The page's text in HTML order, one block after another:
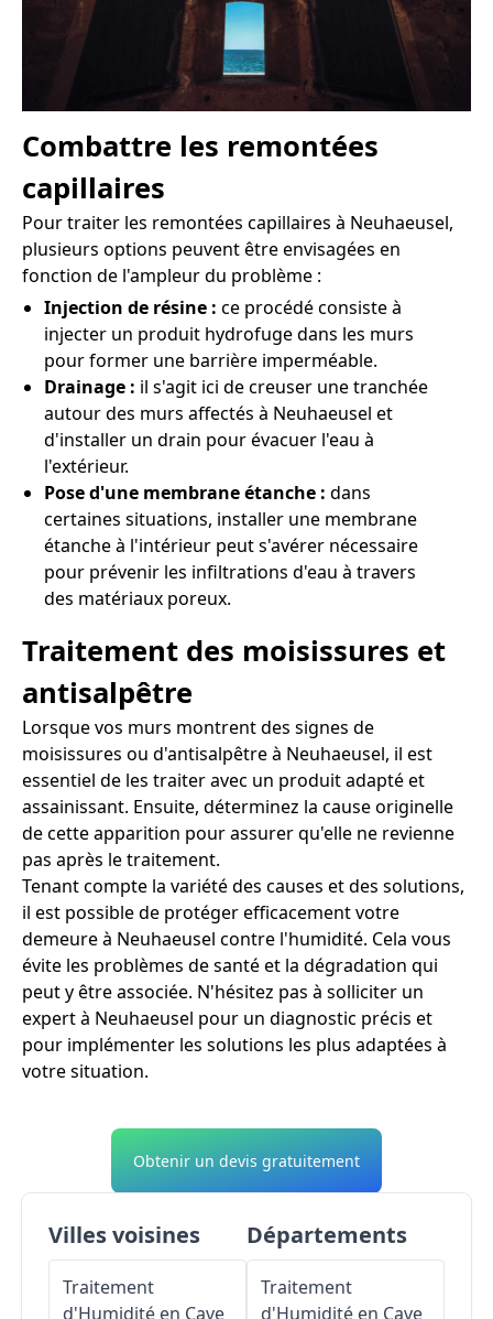
Combattre les remontées
capillaires
Pour traiter les remontées capillaires à Neuhaeusel,
plusieurs options peuvent être envisagées en
fonction de l'ampleur du problème :
Injection de résine : ce procédé consiste à
injecter un produit hydrofuge dans les murs
pour former une barrière imperméable.
Drainage : il s'agit ici de creuser une tranchée
autour des murs affectés à Neuhaeusel et
d'installer un drain pour évacuer l'eau à
l'extérieur.
Pose d'une membrane étanche : dans
certaines situations, installer une membrane
étanche à l'intérieur peut s'avérer nécessaire
pour prévenir les infiltrations d'eau à travers
des matériaux poreux.
Traitement des moisissures et
antisalpêtre
Lorsque vos murs montrent des signes de
moisissures ou d'antisalpêtre à Neuhaeusel, il est
essentiel de les traiter avec un produit adapté et
assainissant. Ensuite, déterminez la cause originelle
de cette apparition pour assurer qu'elle ne revienne
pas après le traitement.
Tenant compte la variété des causes et des solutions,
il est possible de protéger efficacement votre
demeure à Neuhaeusel contre l'humidité. Cela vous
évite les problèmes de santé et la dégradation qui
peut y être associée. N'hésitez pas à solliciter un
expert à Neuhaeusel pour un diagnostic précis et
pour implémenter les solutions les plus adaptées à
votre situation.
Obtenir un devis gratuitement
Villes voisines
Traitement
d'Humidité en Cave
Départements
Traitement
d'Humidité en Cave